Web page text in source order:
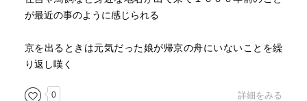
が最近の事のように感じられる
京を出るときは元気だった娘が帰京の舟にいないことを繰
り返し嘆く
0 詳細をみる